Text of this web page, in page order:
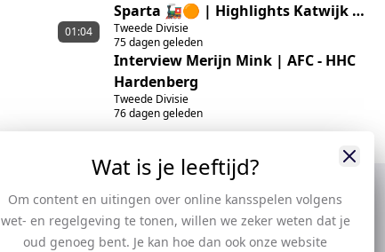
Sparta 🚂🟠 | Highlights Katwijk –
Jong Sparta Rotterdam
Tweede Divisie
75 dagen geleden
01:04
Interview Merijn Mink | AFC - HHC
Hardenberg
Tweede Divisie
76 dagen geleden
Wat is je leeftijd?
Om content en uitingen over online kansspelen volgens
wet- en regelgeving te tonen, willen we zeker weten dat je
oud genoeg bent. Je kan hoe dan ook onze website